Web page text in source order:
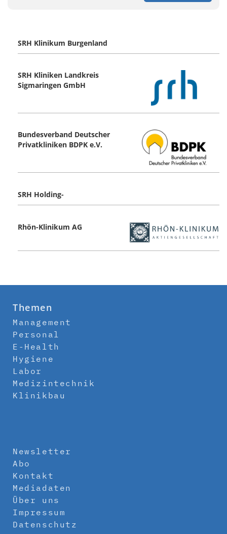
SRH Klinikum Burgenland
SRH Kliniken Landkreis
Sigmaringen GmbH
Bundesverband Deutscher
Privatkliniken BDPK e.V.
SRH Holding-
Rhön-Klinikum AG
Themen
Management
Personal
E-Health
Hygiene
Labor
Medizintechnik
Klinikbau
Newsletter
Abo
Kontakt
Mediadaten
Über uns
Impressum
Datenschutz